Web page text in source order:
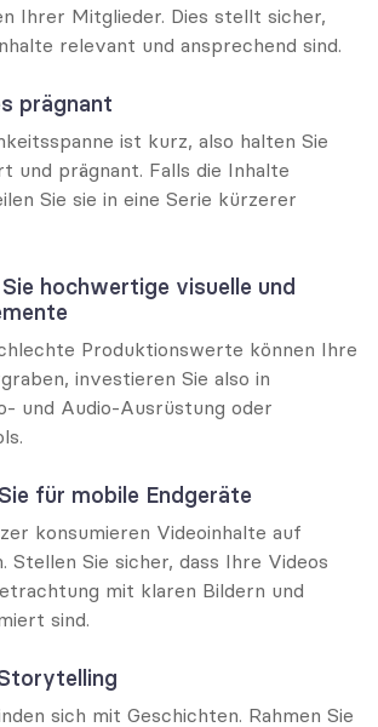
Ihrer Mitglieder. Dies stellt sicher,
relevant und ansprechend sind.
prägnant
ist kurz, also halten Sie
und prägnant. Falls die Inhalte
Sie sie in eine Serie kürzerer
hochwertige visuelle und
Produktionswerte können Ihre
investieren Sie also in
und Audio-Ausrüstung oder
für mobile Endgeräte
konsumieren Videoinhalte auf
Stellen Sie sicher, dass Ihre Videos
mit klaren Bildern und
sind.
sich mit Geschichten. Rahmen Sie